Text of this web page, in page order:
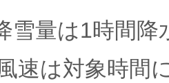
雪量は1時間降
速は対象時間